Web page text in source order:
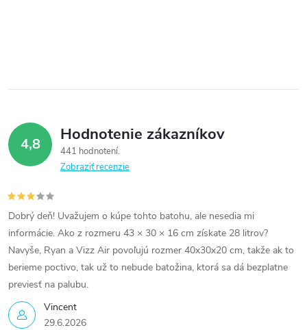
4,8 Hodnotenie zákazníkov
441 hodnotení
Zobraziť recenzie
Vincent
29.6.2026
Dobrý deň! Uvažujem o kúpe tohto batohu, ale nesedia mi
informácie. Ako z rozmeru 43 × 30 × 16 cm získate 28 litrov?
Navyše, Ryan a Vizz Air povoľujú rozmer 40x30x20 cm, takže ak to
berieme poctivo, tak už to nebude batožina, ktorá sa dá bezplatne
previesť na palubu.